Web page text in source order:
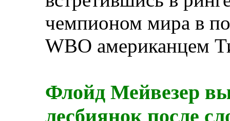
чемпионом мира в
WBO американцем
Флойд Мейвезер
лесбиянок после